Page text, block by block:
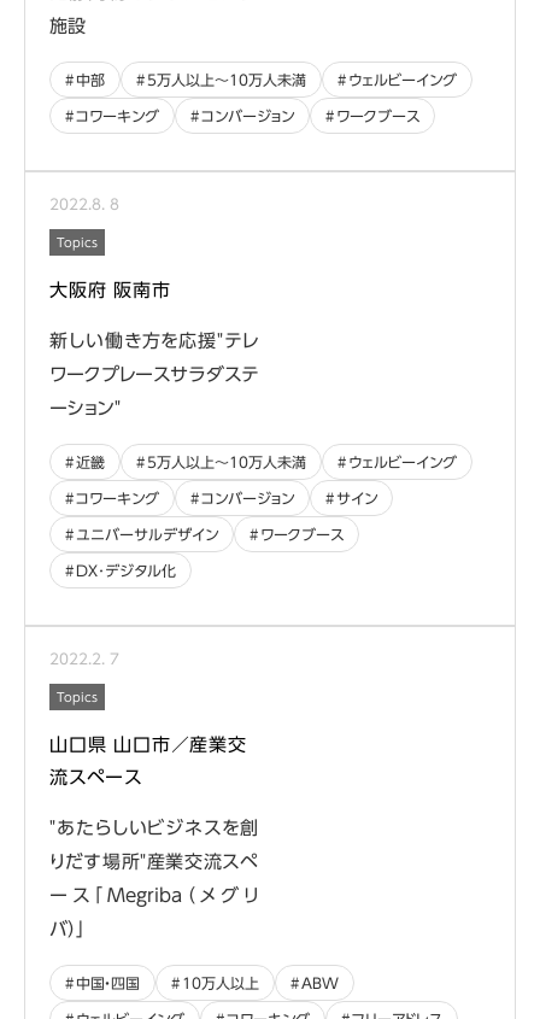
施設
中部 5万人以上〜10万人未満 ウェルビーイング
コワーキング コンバージョン ワークブース
2022 8 8
Topics
大阪府 阪南市
新しい働き方を応援"テレ
ワークプレースサラダステ
ーション"
近畿 5万人以上〜10万人未満 ウェルビーイング
コワーキング コンバージョン サイン
ユニバーサルデザイン ワークブース
DX･デジタル化
2022 2 7
Topics
山口県 山口市／産業交
流スペース
"あたらしいビジネスを創
りだす場所"産業交流スペ
ース「Megriba（メグリ
バ）」
中国・四国 10万人以上 ABW